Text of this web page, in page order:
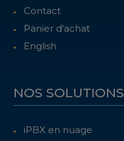
Contact
Panier d'achat
English
NOS SOLUTIONS
iPBX en nuage